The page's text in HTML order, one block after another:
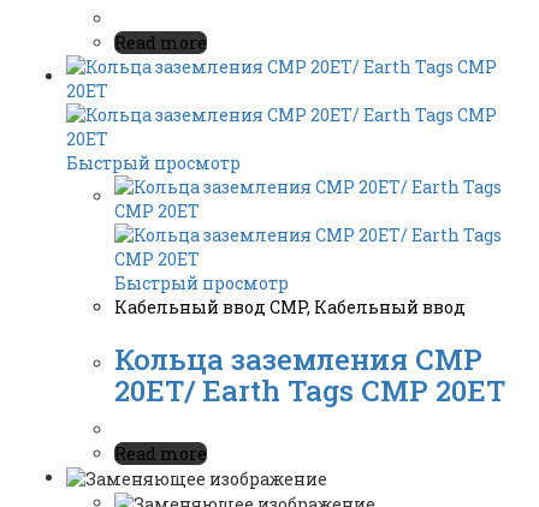
Read more
Быстрый просмотр
Быстрый просмотр
Кабельный ввод CMP, Кабельный ввод
Кольца заземления CMP
20ET/ Earth Tags CMP 20ET
Read more